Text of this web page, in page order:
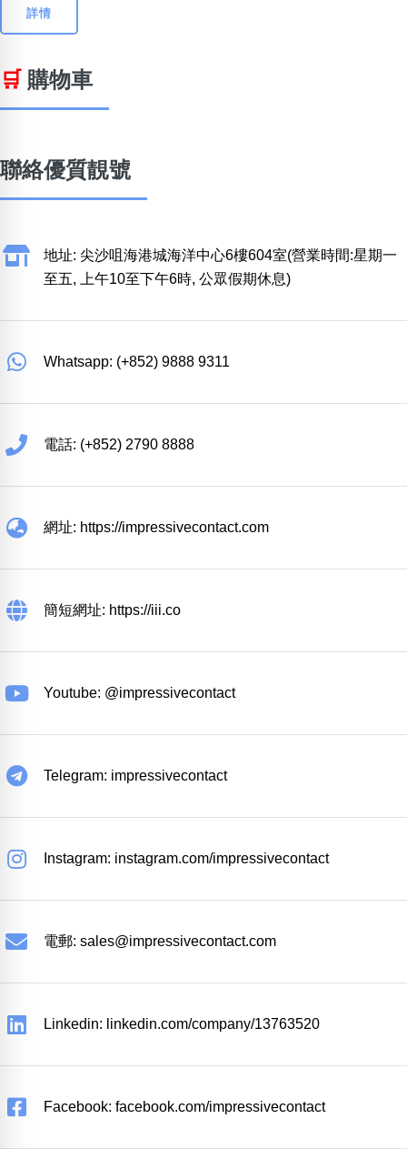
詳情
🛒 購物車
聯絡優質靚號
地址: 尖沙咀海港城海洋中心6樓604室(營業時間:星期一
至五, 上午10至下午6時, 公眾假期休息)
Whatsapp: (+852) 9888 9311
電話: (+852) 2790 8888
網址: https://impressivecontact.com
簡短網址: https://iii.co
Youtube: @impressivecontact
Telegram: impressivecontact
Instagram: instagram.com/impressivecontact
電郵: sales@impressivecontact.com
Linkedin: linkedin.com/company/13763520
Facebook: facebook.com/impressivecontact